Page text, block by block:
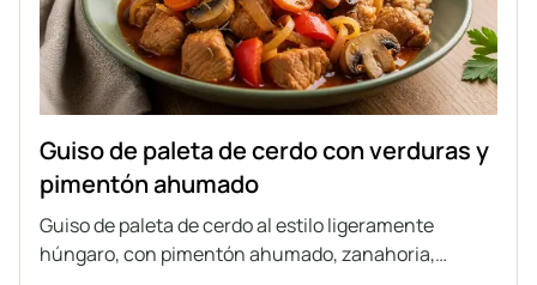
Guiso de paleta de cerdo con verduras y
pimentón ahumado
Guiso de paleta de cerdo al estilo ligeramente
húngaro, con pimentón ahumado, zanahoria,